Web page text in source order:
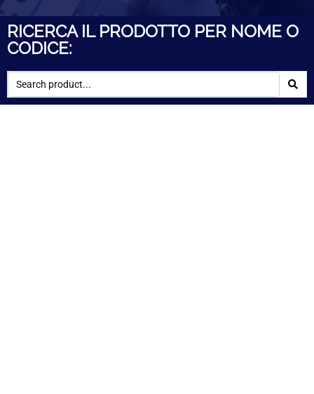
RICERCA IL PRODOTTO PER NOME O
CODICE: